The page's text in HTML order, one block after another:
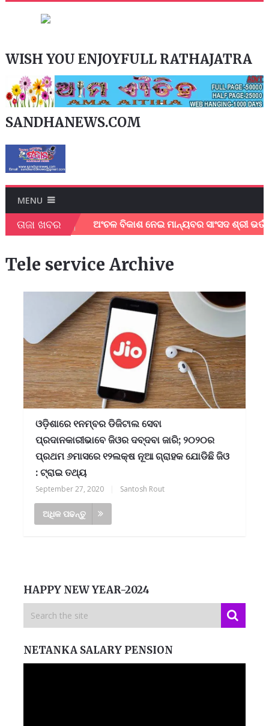
WISH YOU ENJOYFULL RATHAJATRA
SANDHANEWS.COM
MENU
ତାଜା ଖବର ଅଂଚଳ ବିକାଶ ନେଇ ମାନ୍ୟବର ସାଂସଦ ଶ୍ରୀ
Tele service Archive
ଓଡ଼ିଶାରେ ୧ନମ୍ବର ଡିଜିଟାଲ ସେବା
ପ୍ରଦାନକାରୀଭାବେ ଜିଓର ଦବ୍‌ଦବା ଜାରି; ୨୦୨୦ର
ପ୍ରଥମ ୬ମାସରେ ୧୨ଲକ୍ଷ ନୂଆ ଗ୍ରାହକ ଯୋଡିଛି ଜିଓ
: ଟ୍ରାଇ ତଥ୍ୟ
September 27, 2020 Santosh Rout
ଅଧିକ ପଢନ୍ତୁ
HAPPY NEW YEAR-2024
NETANKA SALARY PENSION